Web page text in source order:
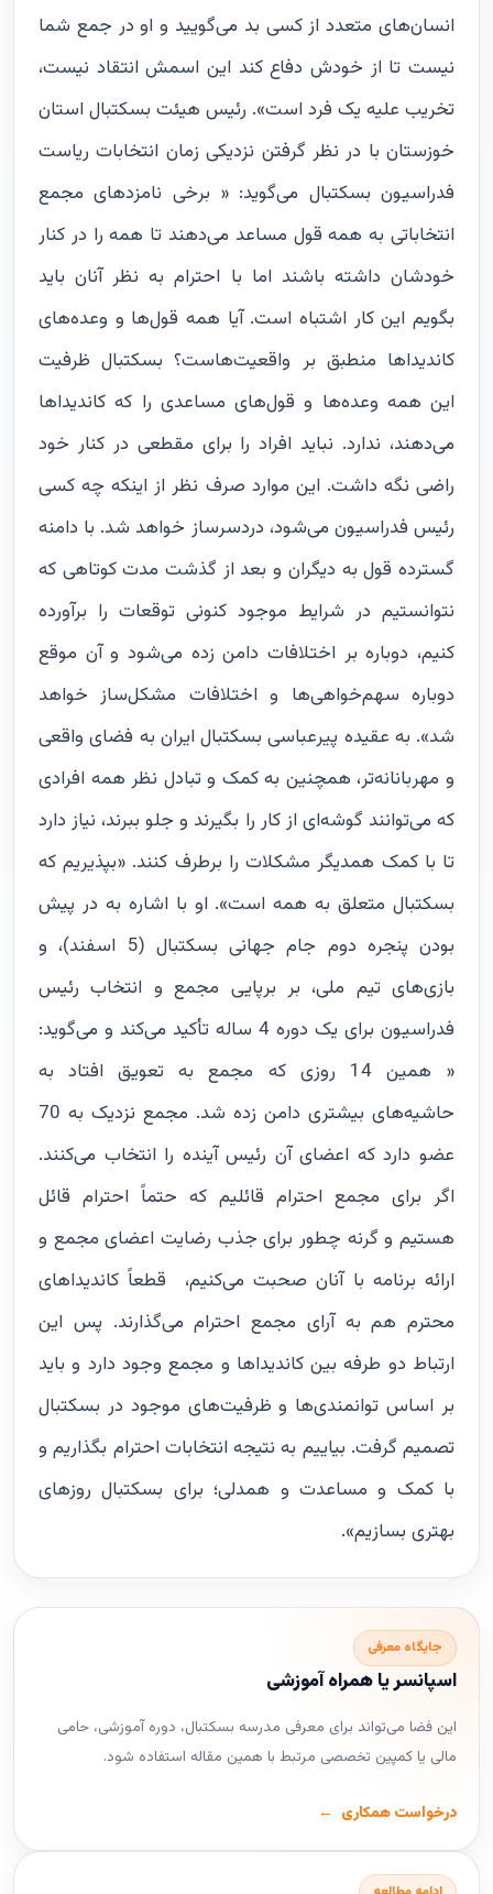
انسان‌های متعدد از کسی بد می‌گویید و او در جمع شما
نیست تا از خودش دفاع کند این اسمش انتقاد نیست،
تخریب علیه یک فرد است». رئیس هیئت بسکتبال استان
خوزستان با در نظر گرفتن نزدیکی زمان انتخابات ریاست
فدراسیون بسکتبال می‌گوید: « برخی نامزدهای مجمع
انتخاباتی به همه قول مساعد می‌دهند تا همه را در کنار
خودشان داشته باشند اما با احترام به نظر آنان باید
بگویم این کار اشتباه است. آیا همه قول‌ها و وعده‌های‌
کاندیداها منطبق بر واقعیت‌هاست؟ بسکتبال ظرفیت
این همه وعده‌ها و قول‌های مساعدی را که کاندیداها
می‌دهند، ندارد. نباید افراد را برای مقطعی در کنار خود
راضی نگه داشت. این موارد صرف نظر از اینکه چه کسی
رئیس فدراسیون می‌شود، دردسرساز خواهد شد. با دامنه
گسترده قول به دیگران و بعد از گذشت مدت کوتاهی که
نتوانستیم در شرایط موجود کنونی توقعات را برآورده
کنیم، دوباره بر اختلافات دامن زده می‌شود و آن موقع
دوباره سهم‌خواهی‌ها و اختلافات مشکل‌ساز خواهد
شد». به عقیده پیرعباسی بسکتبال ایران به فضای واقعی
و مهربانانه‌تر، همچنین به کمک و تبادل نظر همه افرادی
که می‌توانند گوشه‌ای از کار را بگیرند و جلو ببرند، نیاز دارد
تا با کمک همدیگر مشکلات را برطرف کنند. «بپذیریم که
بسکتبال متعلق به همه است». او با اشاره به در پیش
بودن پنجره دوم جام جهانی بسکتبال (5 اسفند)، و
بازی‌های تیم ملی، بر برپایی مجمع و انتخاب رئیس
فدراسیون برای یک دوره 4 ساله تأکید می‌کند و می‌گوید:
« همین 14 روزی که مجمع به تعویق افتاد به
حاشیه‌های بیشتری دامن زده شد. مجمع نزدیک به 70
عضو دارد که اعضای آن رئیس آینده را انتخاب می‌کنند.
اگر برای مجمع احترام قائلیم که حتماً احترام قائل
هستیم و گرنه چطور برای جذب رضایت اعضای مجمع و
ارائه برنامه با آنان صحبت می‌کنیم، قطعاً کاندیداهای
محترم هم به آرای مجمع احترام می‌گذارند. پس این
ارتباط دو طرفه بین کاندیداها و مجمع وجود دارد و باید
بر اساس توانمندی‌ها و ظرفیت‌های موجود در بسکتبال
تصمیم گرفت. بیاییم به نتیجه انتخابات احترام بگذاریم و
با کمک و مساعدت و همدلی؛ برای بسکتبال روزهای
بهتری بسازیم».
جایگاه معرفی
اسپانسر یا همراه آموزشی
این فضا می‌تواند برای معرفی مدرسه بسکتبال، دوره آموزشی، حامی
مالی یا کمپین تخصصی مرتبط با همین مقاله استفاده شود.
درخواست همکاری